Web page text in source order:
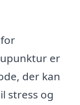
er
der kan
stress og